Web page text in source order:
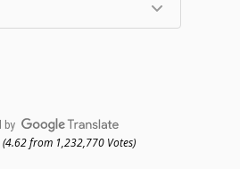
by
(4.62 from 1,232,770 Votes)